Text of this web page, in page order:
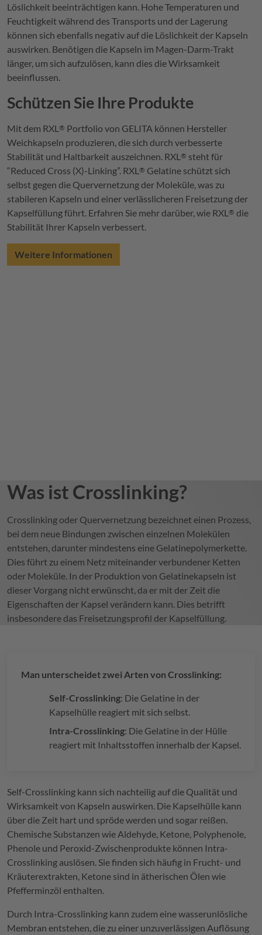
Löslichkeit beeinträchtigen kann. Hohe Temperaturen und
Feuchtigkeit während des Transports und der Lagerung
können sich ebenfalls negativ auf die Löslichkeit der Kapseln
auswirken. Benötigen die Kapseln im Magen-Darm-Trakt
länger, um sich aufzulösen, kann dies die Wirksamkeit
beeinflussen.
Schützen Sie Ihre Produkte
Mit dem RXL ® Portfolio von GELITA können Hersteller
Weichkapseln produzieren, die sich durch verbesserte
Stabilität und Haltbarkeit auszeichnen. RXL ® steht für
“Reduced Cross (X)-Linking”. RXL ® Gelatine schützt sich
selbst gegen die Quervernetzung der Moleküle, was zu
stabileren Kapseln und einer verlässlicheren Freisetzung der
Kapselfüllung führt. Erfahren Sie mehr darüber, wie RXL ® die
Stabilität Ihrer Kapseln verbessert.
Weitere Informationen
Was ist Crosslinking?
Crosslinking oder Quervernetzung bezeichnet einen Prozess,
bei dem neue Bindungen zwischen einzelnen Molekülen
entstehen, darunter mindestens eine Gelatinepolymerkette.
Dies führt zu einem Netz miteinander verbundener Ketten
oder Moleküle. In der Produktion von Gelatinekapseln ist
dieser Vorgang nicht erwünscht, da er mit der Zeit die
Eigenschaften der Kapsel verändern kann. Dies betrifft
insbesondere das Freisetzungsprofil der Kapselfüllung.
Man unterscheidet zwei Arten von Crosslinking:
Self-Crosslinking: Die Gelatine in der
Kapselhülle reagiert mit sich selbst.
Intra-Crosslinking: Die Gelatine in der Hülle
reagiert mit Inhaltsstoffen innerhalb der Kapsel.
Self-Crosslinking kann sich nachteilig auf die Qualität und
Wirksamkeit von Kapseln auswirken. Die Kapselhülle kann
über die Zeit hart und spröde werden und sogar reißen.
Chemische Substanzen wie Aldehyde, Ketone, Polyphenole,
Phenole und Peroxid-Zwischenprodukte können Intra-
Crosslinking auslösen. Sie finden sich häufig in Frucht- und
Kräuterextrakten, Ketone sind in ätherischen Ölen wie
Pfefferminzöl enthalten.
Durch Intra-Crosslinking kann zudem eine wasserunlösliche
Membran entstehen, die zu einer unzuverlässigen Auflösung